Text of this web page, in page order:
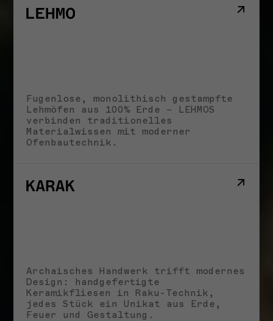
Fugenlose, monolithisch gestampfte
Lehmöfen aus 100% Erde – LEHMOS
verbinden traditionelles
Materialwissen mit moderner
Ofenbautechnik.
Archaisches Handwerk trifft modernes
Design: handgefertigte
Keramikfliesen in Raku-Technik,
jedes Stück ein Unikat aus Erde,
Feuer und Gestaltung.